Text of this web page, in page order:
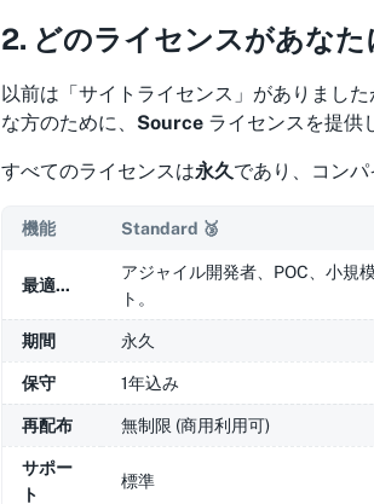
2. どのライセンスがあな
以前は「サイトライセンス」がありまし
な方のために、 Source ライセンスを提供
すべてのライセンスは永久であり、コン
機能 Standard 🥉
最適...
アジャイル開発者、POC、小規
ト。
期間 永久
保守 1年込み
再配布 無制限 (商用利用可)
サポー
ト
標準